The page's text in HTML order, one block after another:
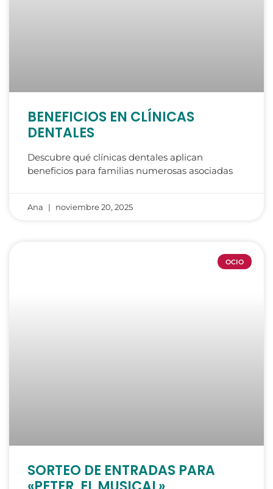
BENEFICIOS EN CLÍNICAS
DENTALES
Descubre qué clínicas dentales aplican
beneficios para familias numerosas asociadas
Ana noviembre 20, 2025
OCIO
SORTEO DE ENTRADAS PARA